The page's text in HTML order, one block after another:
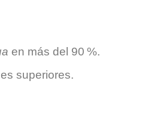
en más del 90 %.
superiores.